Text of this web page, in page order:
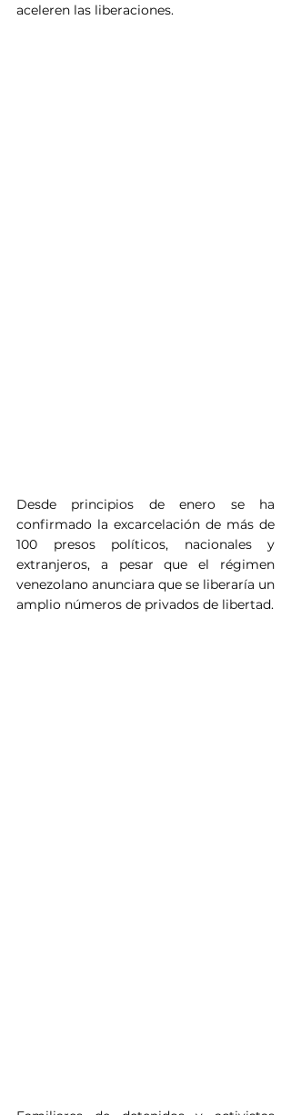
aceleren las liberaciones.
Desde principios de enero se ha
confirmado la excarcelación de más de
100 presos políticos, nacionales y
extranjeros, a pesar que el régimen
venezolano anunciara que se liberaría un
amplio números de privados de libertad.